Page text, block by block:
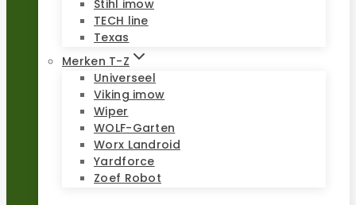
Stihl imow
TECH line
Texas
Merken T-Z
Universeel
Viking imow
Wiper
WOLF-Garten
Worx Landroid
Yardforce
Zoef Robot